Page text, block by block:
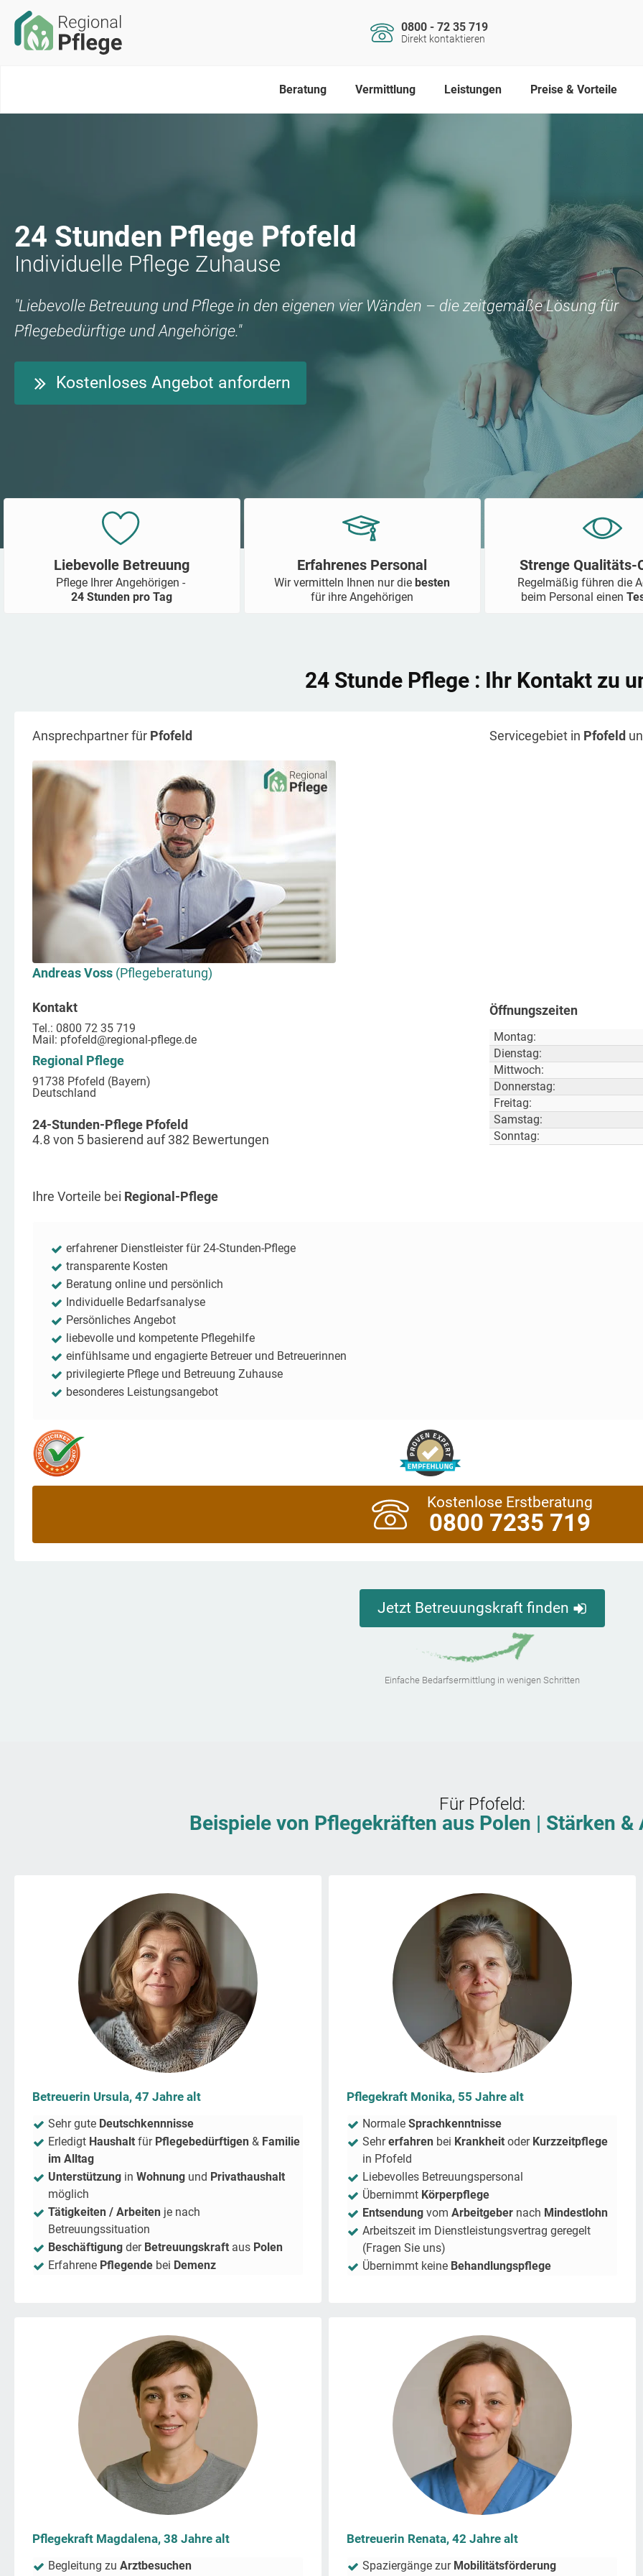
0800 - 72 35 719
Direkt kontaktieren
Beratung Vermittlung Leistungen Preise & Vorteile
24 Stunden Pflege Pfofeld
Individuelle Pflege Zuhause
"Liebevolle Betreuung und Pflege in den eigenen vier Wänden – die zeitgemäße Lösung für
Pflegebedürftige und Angehörige."
Kostenloses Angebot anfordern
Liebevolle Betreuung
Pflege Ihrer Angehörigen -
24 Stunden pro Tag
Erfahrenes Personal
Wir vermitteln Ihnen nur diebesten
für ihre Angehörigen
Strenge Qualitäts-
Regelmäßig führen die
beim Personal einen
24 Stunde Pflege : Ihr Kontakt zu
Ansprechpartner für Pfofeld
Andreas Voss (Pflegeberatung)
Kontakt
Tel.: 0800 72 35 719
Mail: pfofeld@regional-pflege.de
Regional Pflege
91738 Pfofeld (Bayern)
Deutschland
24-Stunden-Pflege Pfofeld
4.8 von 5 basierend auf382 Bewertungen
Servicegebiet in Pfofeld
Öffnungszeiten
Montag:
Dienstag:
Mittwoch:
Donnerstag:
Freitag:
Samstag:
Sonntag:
Ihre Vorteile bei Regional-Pflege
erfahrener Dienstleister für 24-Stunden-Pflege
transparente Kosten
Beratung online und persönlich
Individuelle Bedarfsanalyse
Persönliches Angebot
liebevolle und kompetente Pflegehilfe
einfühlsame und engagierte Betreuer und Betreuerinnen
privilegierte Pflege und Betreuung Zuhause
besonderes Leistungsangebot
Kostenlose Erstberatung
0800 7235 719
Jetzt Betreuungskraft finden
Einfache Bedarfsermittlung in wenigen Schritten
Für Pfofeld:
Beispiele von Pflegekräften aus Polen | Stärken &
Betreuerin Ursula, 47 Jahre alt
Sehr gute Deutschkennnisse
Erledigt Haushalt für Pflegebedürftigen & Familie
im Alltag
Unterstützung in Wohnung und Privathaushalt
möglich
Tätigkeiten / Arbeiten je nach
Betreuungssituation
Beschäftigung der Betreuungskraft aus Polen
Erfahrene Pflegende bei Demenz
Pflegekraft Monika, 55 Jahre alt
Normale Sprachkenntnisse
Sehrerfahren bei Krankheit oder Kurzzeitpflege
in Pfofeld
Liebevolles Betreuungspersonal
Übernimmt Körperpflege
Entsendung vom Arbeitgeber nach Mindestlohn
Arbeitszeit im Dienstleistungsvertrag geregelt
(Fragen Sie uns)
Übernimmt keine Behandlungspflege
Pflegekraft Magdalena, 38 Jahre alt
Begleitung zu Arztbesuchen
Betreuerin Renata, 42 Jahre alt
Spaziergänge zur Mobilitätsförderung